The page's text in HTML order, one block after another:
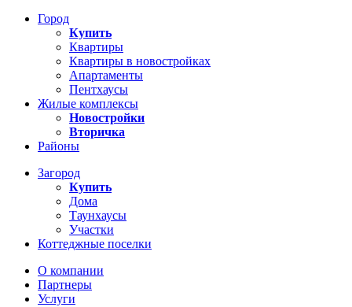
Город
Купить
Квартиры
Квартиры в новостройках
Апартаменты
Пентхаусы
Жилые комплексы
Новостройки
Вторичка
Районы
Загород
Купить
Дома
Таунхаусы
Участки
Коттеджные поселки
О компании
Партнеры
Услуги